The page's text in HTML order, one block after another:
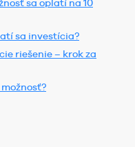
sa oplatí na 10
sa investícia?
riešenie – krok za